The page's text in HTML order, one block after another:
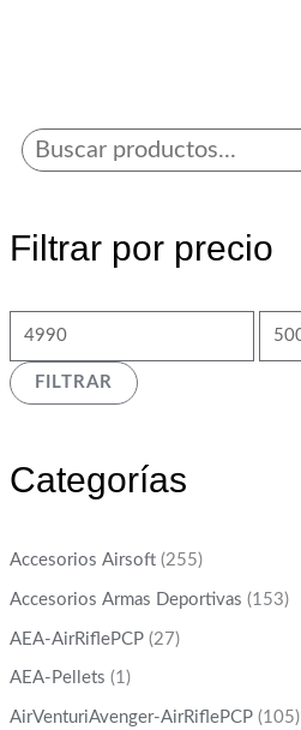
Filtrar por precio
FILTRAR
Categorías
Accesorios Airsoft (255)
Accesorios Armas Deportivas (153)
AEA-AirRiflePCP (27)
AEA-Pellets (1)
AirVenturiAvenger-AirRiflePCP (105)